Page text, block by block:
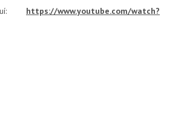
https://www.youtube.com/watch?